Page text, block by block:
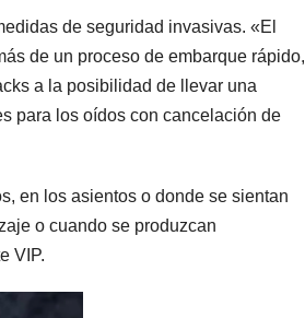
de seguridad invasivas. «El
de un proceso de embarque rápido,
a la posibilidad de llevar una
para los oídos con cancelación de
en los asientos o donde se sientan
o cuando se produzcan
VIP.